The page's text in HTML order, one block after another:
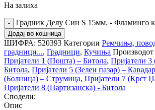
На залиха
Градник Делу Син S 15мм. - Фламинго
Додај во кошница
ШИФРА: 520393 Категории Ремчиња,
градници..., Градници, Кучиња Производот
Пријатели 1 (Пошта) – Битола, Пријатели
Битола, Пријатели 5 (Зелен пазар) –
(Болница) – Струмица, Пријатели 7 (Крст
Пријатели 8 (Партизанска) - Битола
Сподели:
Опис